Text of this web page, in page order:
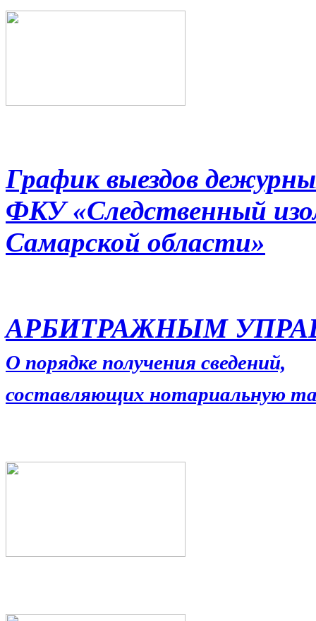
График выездов
ФКУ «Следственный
Самарской области»
АРБИТРАЖНЫМ
О порядке получения сведений,
составляющих нотариальную